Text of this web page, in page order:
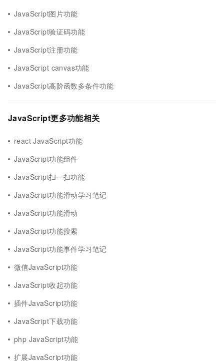
JavaScript图片功能
JavaScript验证码功能
JavaScript注册功能
JavaScript canvas功能
JavaScript高阶函数多条件功能
JavaScript更多功能相关
react JavaScript功能
JavaScript功能组件
JavaScript扫一扫功能
JavaScript功能滑动学习笔记
JavaScript功能滑动
JavaScript功能搜索
JavaScript功能事件学习笔记
微信JavaScript功能
JavaScript收起功能
插件JavaScript功能
JavaScript下载功能
php JavaScript功能
扩展JavaScript功能